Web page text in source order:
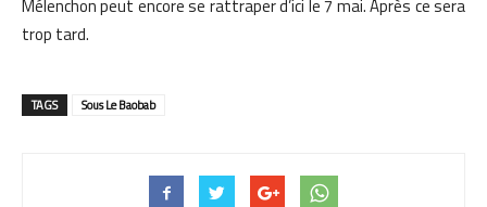
Mélenchon peut encore se rattraper d’ici le 7 mai. Après ce sera
trop tard.
TAGS Sous Le Baobab